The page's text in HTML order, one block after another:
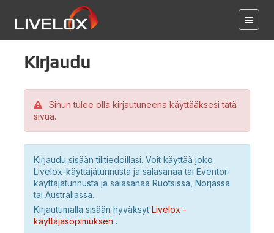
Kirjaudu
Sinun tulee olla kirjautuneena käyttääksesi tätä
sivua.
Kirjaudu sisään tilitiedoillasi. Voit käyttää joko
Livelox-käyttäjätunnusta ja salasanaa tai Eventor-
käyttäjätunnusta ja salasanaa Ruotsissa, Norjassa
tai Australiassa..
Kirjautumalla sisään hyväksyt Livelox -
käyttäjäsopimuksen .